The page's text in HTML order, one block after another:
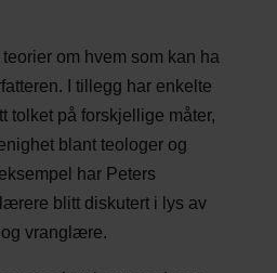
om hvem som kan ha
I tillegg har enkelte
tolket på forskjellige måter,
blant teologer og
har Peters
blitt diskutert i lys av
vranglære.